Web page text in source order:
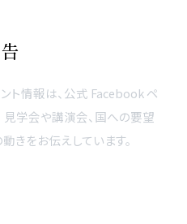
ト情報は、公式 Facebook ペ
見学会や講演会、国への要望
きをお伝えしています。